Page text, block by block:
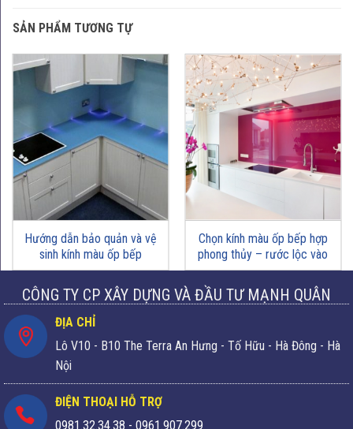
SẢN PHẨM TƯƠNG TỰ
Hướng dẫn bảo quản và vệ
sinh kính màu ốp bếp
Chọn kính màu ốp bếp hợp
phong thủy – rước lộc vào
nhà
CÔNG TY CP XÂY DỰNG VÀ ĐẦU TƯ MẠNH QUÂN
ĐỊA CHỈ
Lô V10 - B10 The Terra An Hưng - Tố Hữu - Hà Đông - Hà
Nội
ĐIỆN THOẠI HỖ TRỢ
0981.32.34.38 - 0961.907.299